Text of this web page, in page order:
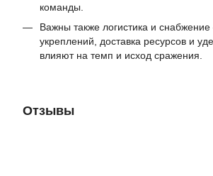
команды.
Важны также логистика и
укреплений, доставка ресурсов и
влияют на темп и исход сражения.
Отзывы